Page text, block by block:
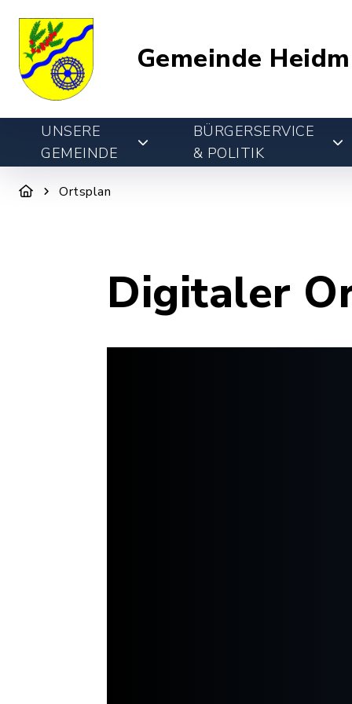
Gemeinde
UNSERE
GEMEINDE
BÜRGERSERVICE
& POLITIK
Ortsplan
Digitaler